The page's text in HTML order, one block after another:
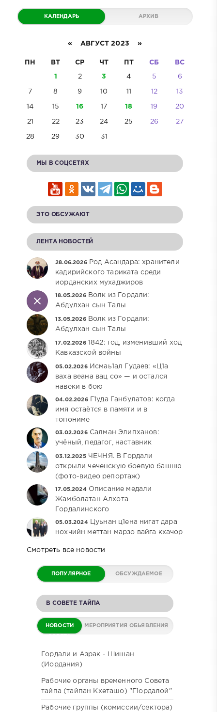
КАЛЕНДАРЬ АРХИВ
« АВГУСТ 2023 »
ПН ВТ СР ЧТ ПТ СБ ВС
1 2 3 4 5 6
7 8 9 10 11 12 13
14 15 16 17 18 19 20
21 22 23 24 25 26 27
28 29 30 31
МЫ В СОЦСЕТЯХ
ЭТО ОБСУЖАЮТ
ЛЕНТА НОВОСТЕЙ
28.06.2026
Род Асандара: хранители
кадирийского тариката среди
иорданских мухаджиров
18.05.2026
Волк из Гордали:
Абдулхан сын Талы
13.05.2026
Волк из Гордали:
Абдулхан сын Талы
17.02.2026 1842: год, изменивший ход
Кавказской войны
05.02.2026
Исмаь1ал Гудаев: «Ц1а
ваха веана вац со» — и остался
навеки в бою
04.02.2026
Г1уда Ганбулатов: когда
имя остаётся в памяти и в
топониме
03.02.2026 Салман Элипханов:
учёный, педагог, наставник
03.12.2025 ЧЕЧНЯ. В Гордали
открыли чеченскую боевую башню
(фото-видео репортаж)
17.05.2024 Описание медали
Жамболатан Алхота
Гордалинского
05.03.2024
Цуьнан ц1ена нигат дара
нохчийн меттан марзо вайга кхачор
Смотреть все новости
ПОПУЛЯРНОЕ ОБСУЖДАЕМОЕ
В СОВЕТЕ ТАЙПА
НОВОСТИ МЕРОПРИЯТИЯ ОБЬЯВЛЕНИЯ
Гордали и Азрак - Шишан
(Иордания)
Рабочие органы временного Совета
тайпа (тайпан Кхеташо) "Г1ордалой"
Рабочие группы (комиссии/сектора)